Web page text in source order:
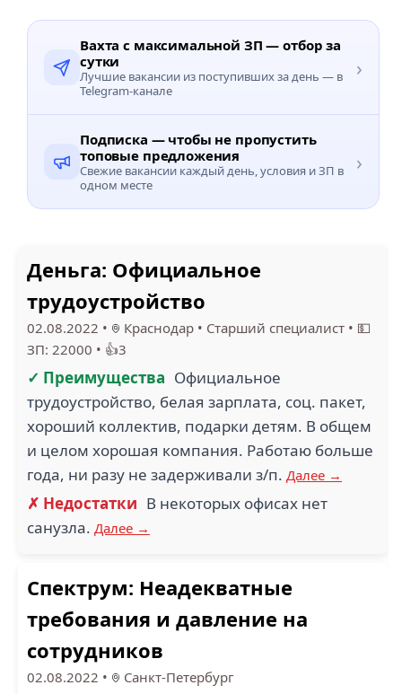
Вахта с максимальной ЗП — отбор за
сутки
Лучшие вакансии из поступивших за день — в
Telegram-канале
›
Подписка — чтобы не пропустить
топовые предложения
Свежие вакансии каждый день, условия и ЗП в
одном месте
›
Деньга: Официальное
трудоустройство
02.08.2022 • Краснодар • Старший специалист • 💵
ЗП: 22000 • 👍3
✓ Преимущества Официальное
трудоустройство, белая зарплата, соц. пакет,
хороший коллектив, подарки детям. В общем
и целом хорошая компания. Работаю больше
года, ни разу не задерживали з/п. Далее →
✗ Недостатки В некоторых офисах нет
санузла. Далее →
Спектрум: Неадекватные
требования и давление на
сотрудников
02.08.2022 • Санкт-Петербург